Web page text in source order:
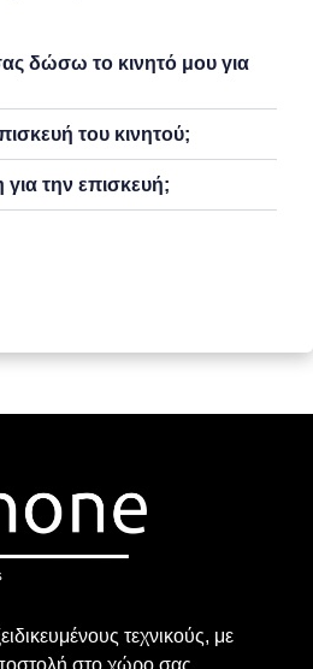
δώσω το κινητό μου για
του κινητού;
την επισκευή;
τεχνικούς, με